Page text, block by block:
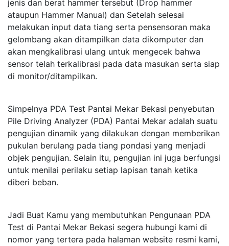
jenis dan berat hammer tersebut (Drop hammer
ataupun Hammer Manual) dan Setelah selesai
melakukan input data tiang serta pensensoran maka
gelombang akan ditampilkan data dikomputer dan
akan mengkalibrasi ulang untuk mengecek bahwa
sensor telah terkalibrasi pada data masukan serta siap
di monitor/ditampilkan.
Simpelnya PDA Test Pantai Mekar Bekasi penyebutan
Pile Driving Analyzer (PDA) Pantai Mekar adalah suatu
pengujian dinamik yang dilakukan dengan memberikan
pukulan berulang pada tiang pondasi yang menjadi
objek pengujian. Selain itu, pengujian ini juga berfungsi
untuk menilai perilaku setiap lapisan tanah ketika
diberi beban.
Jadi Buat Kamu yang membutuhkan Pengunaan PDA
Test di Pantai Mekar Bekasi segera hubungi kami di
nomor yang tertera pada halaman website resmi kami,